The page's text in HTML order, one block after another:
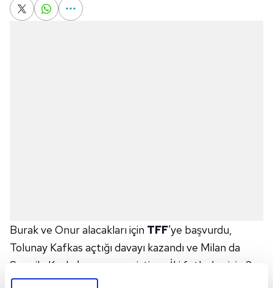
Burak ve Onur alacakları için TFF'ye başvurdu,
Tolunay Kafkas açtığı davayı kazandı ve Milan da
Sosa ile Kucka'nın parasını istiyor. İki futbolcu için 2
milyon euro'luk bonservis bedelini taksitlendiren